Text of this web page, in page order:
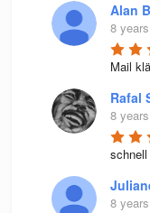
Alan
8
Mail
Rafal
8
8